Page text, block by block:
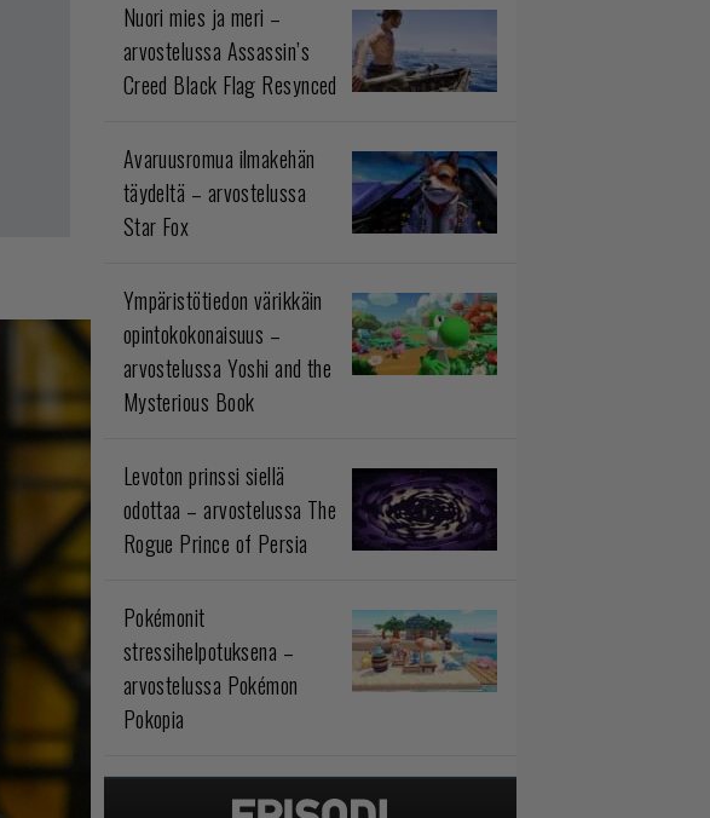
Nuori mies ja meri –
arvostelussa Assassin’s
Creed Black Flag Resynced
Avaruusromua ilmakehän
täydeltä – arvostelussa
Star Fox
Ympäristötiedon värikkäin
opintokokonaisuus –
arvostelussa Yoshi and the
Mysterious Book
Levoton prinssi siellä
odottaa – arvostelussa The
Rogue Prince of Persia
Pokémonit
stressihelpotuksena –
arvostelussa Pokémon
Pokopia